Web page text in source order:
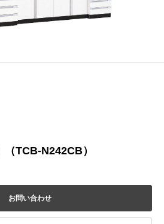
TCB-N242CB）
お問い合わせ